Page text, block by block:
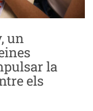
un
la
els